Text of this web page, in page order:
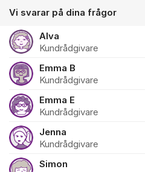
Vi svarar på dina frågor
Alva
Kundrådgivare
Emma B
Kundrådgivare
Emma E
Kundrådgivare
Jenna
Kundrådgivare
Simon